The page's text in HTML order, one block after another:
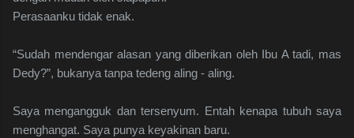
Perasaanku tidak enak.
“Sudah mendengar alasan yang diberikan oleh Ibu A tadi, mas
Dedy?”, bukanya tanpa tedeng aling - aling.
Saya mengangguk dan tersenyum. Entah kenapa tubuh saya
menghangat. Saya punya keyakinan baru.